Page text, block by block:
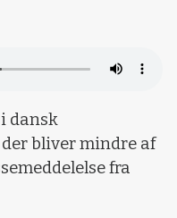
dansk
bliver mindre af
fra